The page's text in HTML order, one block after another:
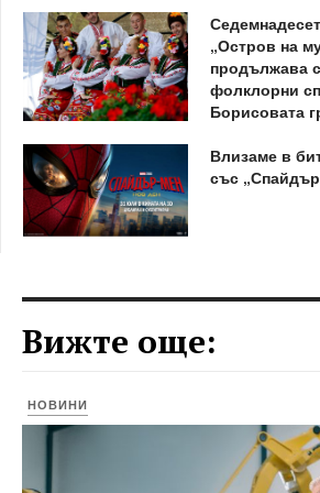
„Остров на
продължава
фолклорни
Борисовата
Влизаме в
със
Вижте още:
НОВИНИ